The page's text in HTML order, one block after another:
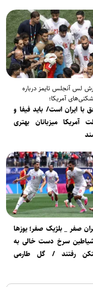
لس آنجلس تایمز درباره
آمریکا؛
با ایران است/ باید فیفا و
آمریکا میزبانان بهتری
صفر _ بلژیک صفر؛ یوزها
سرخ دست خالی به
رفتند / گل طارمی